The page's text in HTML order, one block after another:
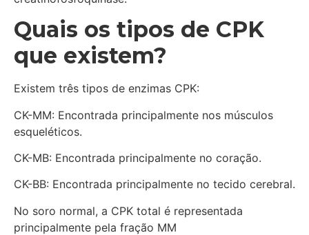
Quais os tipos de CPK
que existem?
Existem três tipos de enzimas CPK:
CK-MM: Encontrada principalmente nos músculos
esqueléticos.
CK-MB: Encontrada principalmente no coração.
CK-BB: Encontrada principalmente no tecido cerebral.
No soro normal, a CPK total é representada
principalmente pela fração MM